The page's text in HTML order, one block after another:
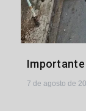
7 de agosto de